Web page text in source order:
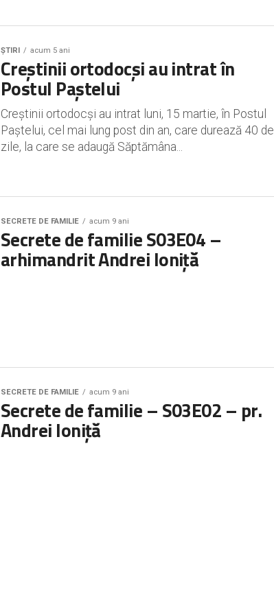
ȘTIRI acum 5 ani
Creștinii ortodocși au intrat în
Postul Paștelui
Creștinii ortodocși au intrat luni, 15 martie, în Postul
Paștelui, cel mai lung post din an, care durează 40 de
zile, la care se adaugă Săptămâna...
SECRETE DE FAMILIE acum 9 ani
Secrete de familie S03E04 –
arhimandrit Andrei Ioniță
SECRETE DE FAMILIE acum 9 ani
Secrete de familie – S03E02 – pr.
Andrei Ioniţă